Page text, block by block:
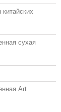
сухая
Art